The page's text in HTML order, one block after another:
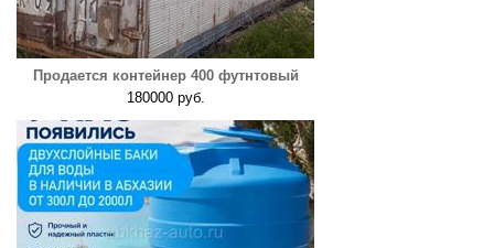
Продается контейнер 400 футнтовый
180000 руб.